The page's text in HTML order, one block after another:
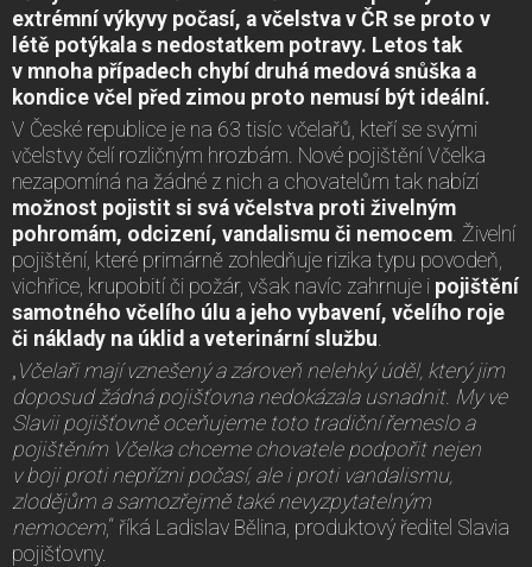
extrémní výkyvy počasí, a včelstva v ČR se proto v
létě potýkala s nedostatkem potravy. Letos tak
v mnoha případech chybí druhá medová snůška a
kondice včel před zimou proto nemusí být ideální.
V České republice je na 63 tisíc včelařů, kteří se svými
včelstvy čelí rozličným hrozbám. Nové pojištění Včelka
nezapomíná na žádné z nich a chovatelům tak nabízí
možnost pojistit si svá včelstva proti živelným
pohromám, odcizení, vandalismu či nemocem . Živelní
pojištění, které primárně zohledňuje rizika typu povodeň,
vichřice, krupobití či požár, však navíc zahrnuje i pojištění
samotného včelího úlu a jeho vybavení, včelího roje
či náklady na úklid a veterinární službu
„ Včelaři mají vznešený a zároveň nelehký úděl, který jim
doposud žádná pojišťovna nedokázala usnadnit. My ve
Slavii pojišťovně oceňujeme toto tradiční řemeslo a
pojištěním Včelka chceme chovatele podpořit nejen
v boji proti nepřízni počasí, ale i proti vandalismu,
zlodějům a samozřejmě také nevyzpytatelným
nemocem,“ říká Ladislav Bělina, produktový ředitel Slavia
pojišťovny.